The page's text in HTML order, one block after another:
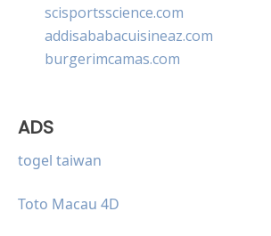
scisportsscience.com
addisababacuisineaz.com
burgerimcamas.com
ADS
togel taiwan
Toto Macau 4D